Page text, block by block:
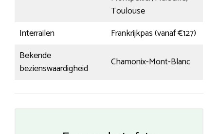
Toulouse
Interrailen
Frankrijkpas (vanaf €127)
Bekende
bezienswaardigheid
Chamonix-Mont-Blanc